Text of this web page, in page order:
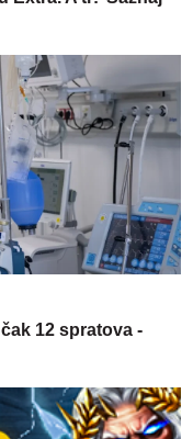
12 spratova -